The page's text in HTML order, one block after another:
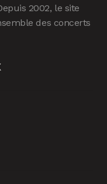
2002, le site
des concerts